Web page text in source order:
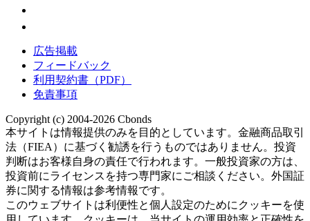
広告掲載
フィードバック
利用契約書（PDF）
免責事項
Copyright (c) 2004-2026 Cbonds
本サイトは情報提供のみを目的としています。金融商品取引
法（FIEA）に基づく勧誘を行うものではありません。投資
判断はお客様自身の責任で行われます。一般投資家の方は、
投資前にライセンスを持つ専門家にご相談ください。外国証
券に関する情報は参考情報です。
このウェブサイトは利便性と個人設定のためにクッキーを使